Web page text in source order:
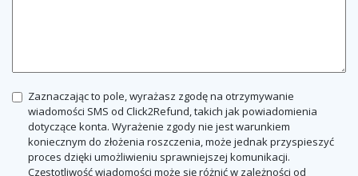
Zaznaczając to pole, wyrażasz zgodę na otrzymywanie
wiadomości SMS od Click2Refund, takich jak powiadomienia
dotyczące konta. Wyrażenie zgody nie jest warunkiem
koniecznym do złożenia roszczenia, może jednak przyspieszyć
proces dzięki umożliwieniu sprawniejszej komunikacji.
Częstotliwość wiadomości może się różnić w zależności od